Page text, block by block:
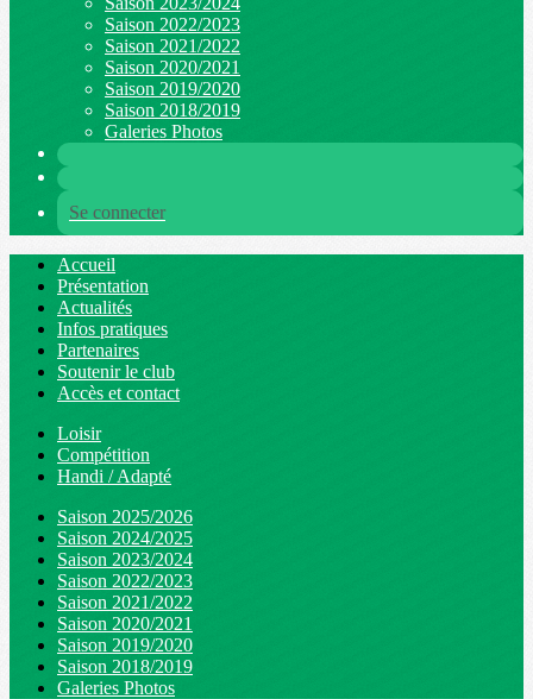
Saison 2022/2023
Saison 2021/2022
Saison 2020/2021
Saison 2019/2020
Saison 2018/2019
Galeries Photos
Se connecter
Accueil
Présentation
Actualités
Infos pratiques
Partenaires
Soutenir le club
Accès et contact
Loisir
Compétition
Handi / Adapté
Saison 2025/2026
Saison 2024/2025
Saison 2023/2024
Saison 2022/2023
Saison 2021/2022
Saison 2020/2021
Saison 2019/2020
Saison 2018/2019
Galeries Photos